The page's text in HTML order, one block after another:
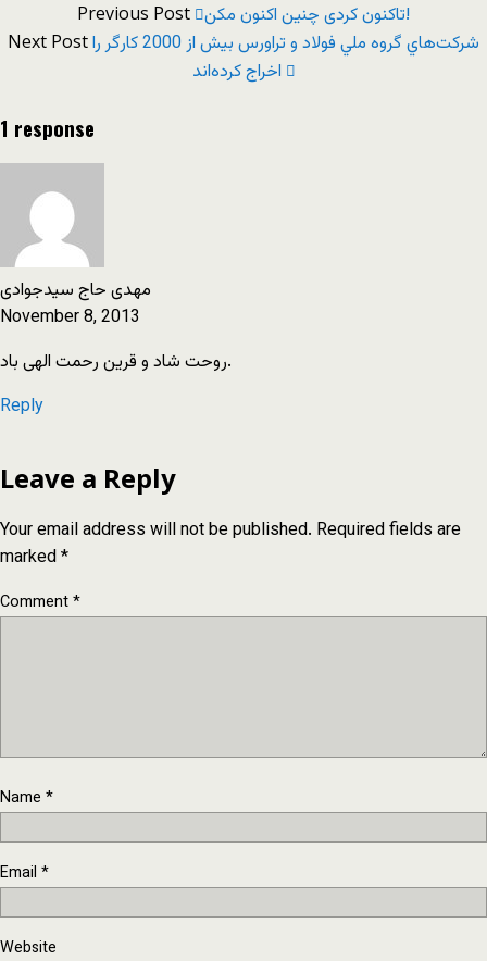
Previous Post تاکنون کردی چنین اکنون مکن!
Next Postشركت‌هاي گروه ملي فولاد و تراورس بيش از 2000 كارگر را
1 response
مهدی حاج سیدجوادی
November 8, 2013
روحت شاد و قرین رحمت الهی باد.
Reply
Leave a Reply
Your email address will not be published. Required fields are
marked*
Comment*
Name *
Email *
Website